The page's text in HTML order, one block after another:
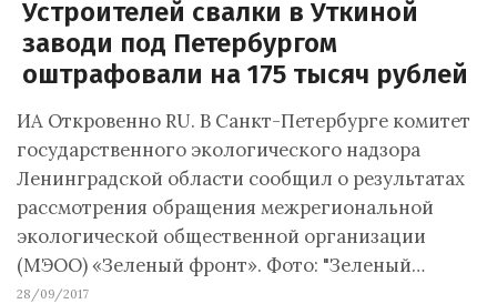
Устроителей свалки в Уткиной
заводи под Петербургом
оштрафовали на 175 тысяч рублей
ИА Откровенно RU. В Санкт-Петербурге комитет
государственного экологического надзора
Ленинградской области сообщил о результатах
рассмотрения обращения межрегиональной
экологической общественной организации
(МЭОО) «Зеленый фронт». Фото: "Зеленый…
28/09/2017